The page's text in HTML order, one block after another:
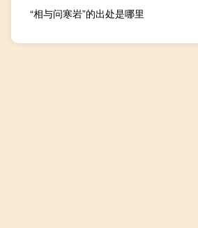
“相与问寒岩”的出处是哪里